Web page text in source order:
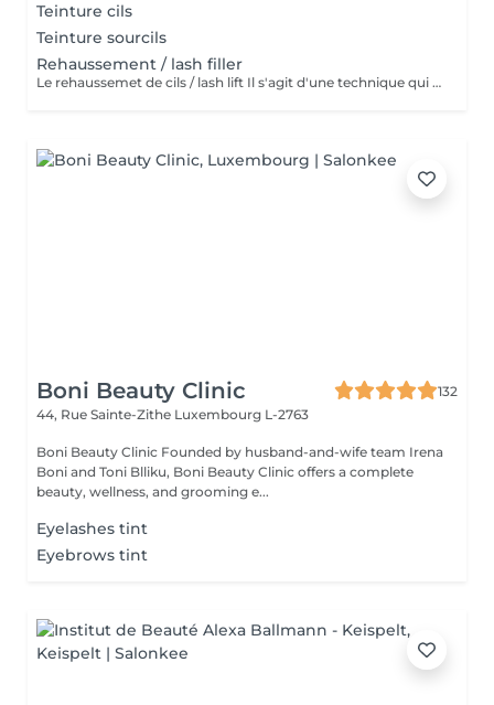
Teinture cils
Teinture sourcils
Rehaussement / lash filler
Le rehaussemet de cils / lash lift Il s'agit d'une technique qui consiste à recourber, rehausser les cils naturels pour une periode de 4 à 6 semaines.le simple rehaussement ne comprend pas la teinture et le soin à la kératine contrairement au soin lash botox Technique qui permet de rehausser, améliorer, soigner et épaissir les cils. Le soin lash botox / keratine appliquer est un soin complet pour vos cils. Précautions a prendre : Venir sans lentilles de contact Eviter l'exposition au soleil et mouiller les cils 24 heures après
Boni Beauty Clinic
132
44, Rue Sainte-Zithe Luxembourg L-2763
Boni Beauty Clinic Founded by husband-and-wife team Irena
Boni and Toni Blliku, Boni Beauty Clinic offers a complete
beauty, wellness, and grooming e...
Eyelashes tint
Eyebrows tint